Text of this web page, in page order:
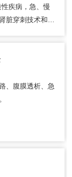
疾病，急、慢
脏穿刺技术和肾
、腹膜透析、急